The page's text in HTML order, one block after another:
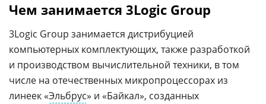
Чем занимается 3Logic Group
3Logic Group занимается дистрибуцией
компьютерных комплектующих, также разработкой
и производством вычислительной техники, в том
числе на отечественных микропроцессорах из
линеек «Эльбрус» и «Байкал», созданных